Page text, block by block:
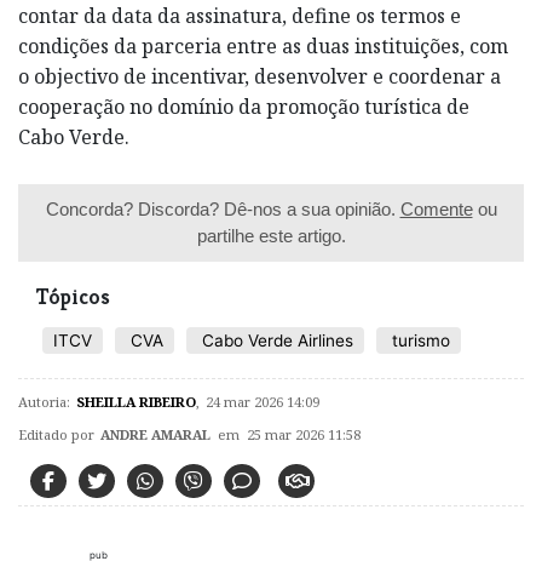
contar da data da assinatura, define os termos e
condições da parceria entre as duas instituições, com
o objectivo de incentivar, desenvolver e coordenar a
cooperação no domínio da promoção turística de
Cabo Verde.
Concorda? Discorda? Dê-nos a sua opinião. Comenteou
partilhe este artigo.
Tópicos
ITCV CVA Cabo Verde Airlines turismo
Autoria: SHEILLA RIBEIRO 24 mar 2026 14:09
Editado por ANDRE AMARAL em 25 mar 2026 11:58
pub